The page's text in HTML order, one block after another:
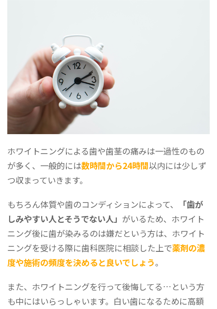
ホワイトニングによる歯や歯茎の痛みは一過性のもの
が多く、一般的には数時間から24時間以内には少しず
つ収まっていきます。
もちろん体質や歯のコンディションによって、
「歯が
しみやすい人とそうでない人」 がいるため、ホワイト
ニング後に歯が染みるのは嫌だという方は、ホワイト
ニングを受ける際に歯科医院に相談した上で薬剤の濃
度や施術の頻度を決めると良いでしょう。
また、ホワイトニングを行って後悔してる…という方
も中にはいらっしゃいます。白い歯になるために高額